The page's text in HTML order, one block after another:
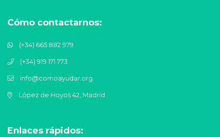
Cómo contactarnos:
(+34) 665 882 979
(+34) 919 171 773
info@comoayudar.org
López de Hoyos 42, Madrid
Enlaces rápidos: